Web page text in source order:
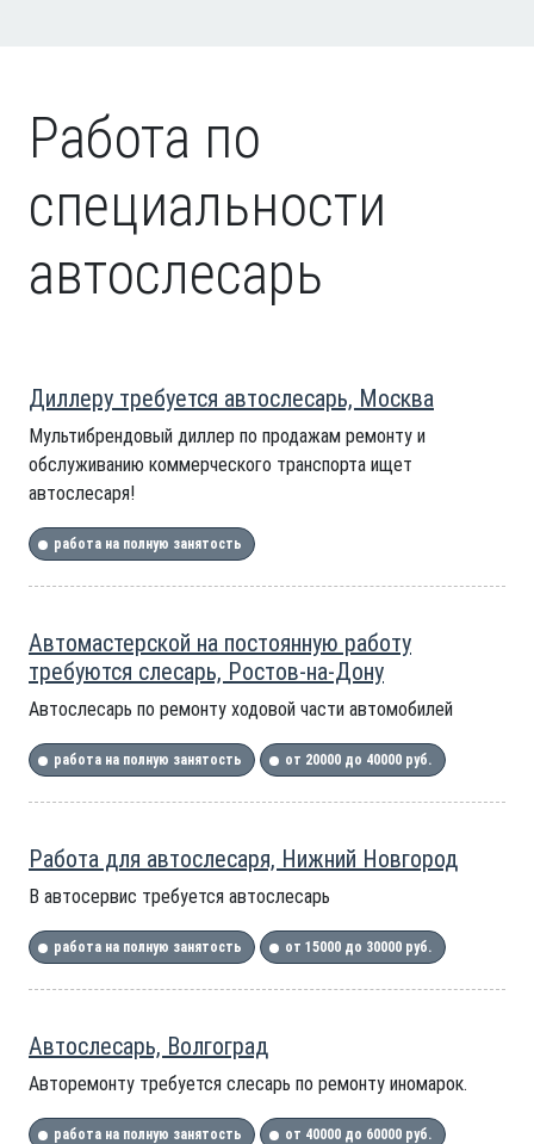
Работа по
специальности
автослесарь
Диллеру требуется автослесарь, Москва
Мультибрендовый диллер по продажам ремонту и
обслуживанию коммерческого транспорта ищет
автослесаря!
работа на полную занятость
Автомастерской на постоянную работу
требуются слесарь, Ростов-на-Дону
Автослесарь по ремонту ходовой части автомобилей
работа на полную занятость от 20000 до 40000 руб.
Работа для автослесаря, Нижний Новгород
В автосервис требуется автослесарь
работа на полную занятость от 15000 до 30000 руб.
Автослесарь, Волгоград
Авторемонту требуется слесарь по ремонту иномарок.
работа на полную занятость от 40000 до 60000 руб.